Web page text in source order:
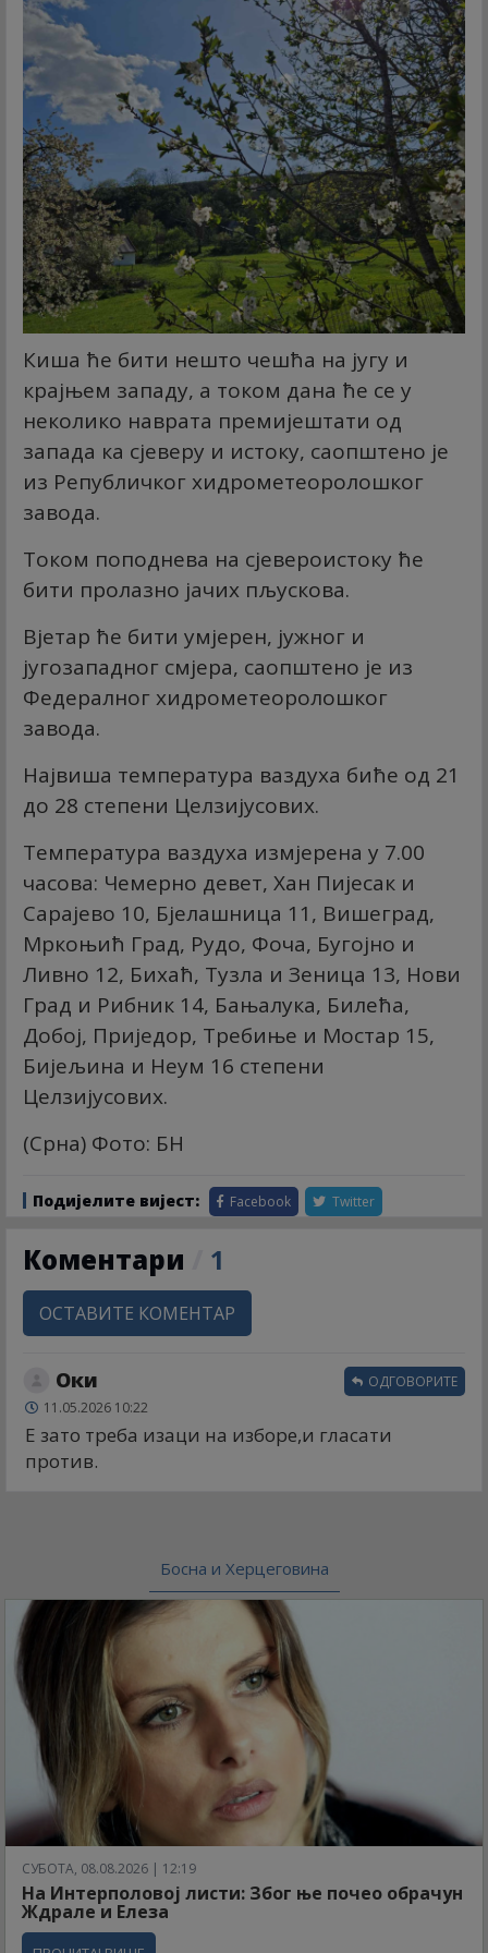
Киша ће бити нешто чешћа на југу и
крајњем западу, а током дана ће се у
неколико наврата премијештати од
запада ка сјеверу и истоку, саопштено је
из Републичког хидрометеоролошког
завода.
Током поподнева на сјевероистоку ће
бити пролазно јачих пљускова.
Вјетар ће бити умјерен, јужног и
југозападног смјера, саопштено је из
Федералног хидрометеоролошког
завода.
Највиша температура ваздуха биће од 21
до 28 степени Целзијусових.
Температура ваздуха измјерена у 7.00
часова: Чемерно девет, Хан Пијесак и
Сарајево 10, Бјелашница 11, Вишеград,
Мркоњић Град, Рудо, Фоча, Бугојно и
Ливно 12, Бихаћ, Тузла и Зеница 13, Нови
Град и Рибник 14, Бањалука, Билећа,
Добој, Приједор, Требиње и Мостар 15,
Бијељина и Неум 16 степени
Целзијусових.
(Срна) Фото: БН
Подијелите вијест: Facebook Twitter
Коментари 1
ОСТАВИТЕ КОМЕНТАР
Оки
11.05.2026 10:22
Е зато треба изаци на изборе,и гласати
против.
ОДГОВОРИТЕ
Босна и Херцеговина
СУБОТА, 08.08.2026 | 12:19
На Интерполовој листи: Због ње почео обрачун
Ждрале и Елеза